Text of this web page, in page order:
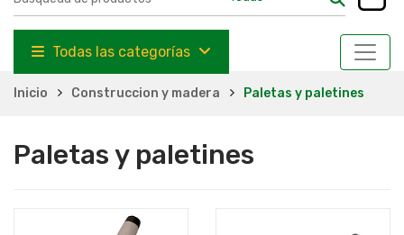
Todas las categorías
Inicio Construccion y madera Paletas y paletines
Paletas y paletines